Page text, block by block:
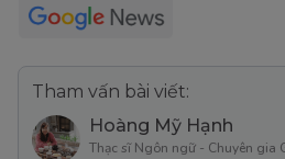
Tham vấn bài viết:
Hoàng Mỹ Hạnh
Thạc sĩ Ngôn ngữ - Chuyên gia